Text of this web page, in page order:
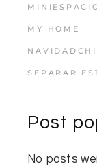
MY HOME
SEPARAR
Post
No posts